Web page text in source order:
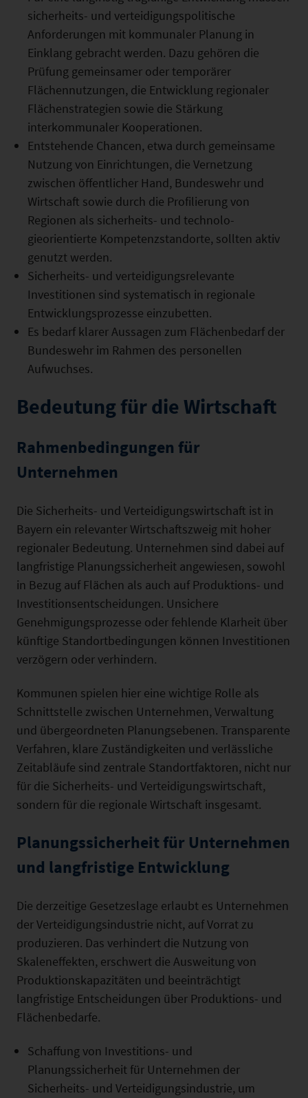
sicherheits- und verteidigungspolitische
Anforderungen mit kommunaler Planung in
Einklang gebracht werden. Dazu gehören die
Prüfung gemeinsamer oder temporärer
Flächennutzungen, die Entwicklung regionaler
Flächen­strategien sowie die Stärkung
interkommunaler Kooperationen.
Entstehende Chancen, etwa durch gemeinsame
Nutzung von Einrichtungen, die Vernetzung
zwischen öffentlicher Hand, Bundeswehr und
Wirtschaft sowie durch die Profilierung von
Regionen als sicherheits- und technolo­
gieorientierte Kompetenzstandorte, sollten aktiv
genutzt werden.
Sicherheits- und verteidigungsrelevante
Investitionen sind systematisch in regionale
Entwicklungsprozesse einzubetten.
Es bedarf klarer Aussagen zum Flächenbedarf der
Bundes­wehr im Rahmen des personellen
Aufwuchses.
Bedeutung für die Wirtschaft
Rahmenbedingungen für
Unternehmen
Die Sicherheits- und Verteidigungswirtschaft ist in
Bayern ein relevanter Wirtschaftszweig mit hoher
regionaler Bedeutung. Unternehmen sind dabei auf
langfristige Planungssicherheit angewiesen, sowohl
in Bezug auf Flächen als auch auf Produktions- und
Investitionsentscheidungen. Unsichere
Genehmigungsprozesse oder fehlende Klarheit über
künftige Standortbedingungen können Investitionen
verzögern oder verhindern.
Kommunen spielen hier eine wichtige Rolle als
Schnittstelle zwischen Unternehmen, Verwaltung
und übergeordneten Planungsebenen. Transparente
Verfahren, klare Zuständigkeiten und verlässliche
Zeitabläufe sind zentrale Standortfaktoren, nicht nur
für die Sicherheits- und Verteidigungswirtschaft,
sondern für die regionale Wirtschaft insgesamt.
Planungssicherheit für Unternehmen
und langfristige Entwicklung
Die derzeitige Gesetzeslage erlaubt es Unternehmen
der Verteidigungsindustrie nicht, auf Vorrat zu
produzieren. Das verhindert die Nutzung von
Skaleneffekten, erschwert die Ausweitung von
Produktionskapazitäten und beeinträchtigt
langfristige Entscheidungen über Produktions- und
Flächen­bedarfe.
Schaffung von Investitions- und
Planungssicherheit für Unternehmen der
Sicherheits- und Verteidigungsindustrie, um